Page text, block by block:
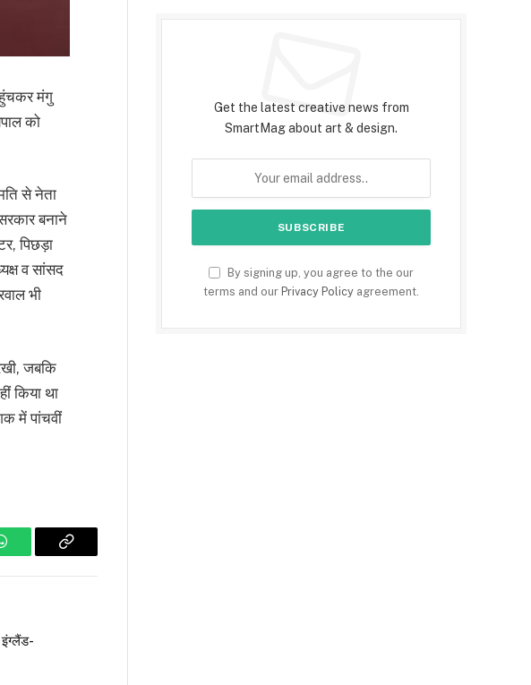
मंगु
को
से नेता
बनाने
पिछड़ा
व सांसद
भी
जबकि
किया था
में पांचवीं
Copy
Get the latest creative news from
SmartMag about art & design.
By signing up, you agree to the our
terms and our Privacy Policy agreement.